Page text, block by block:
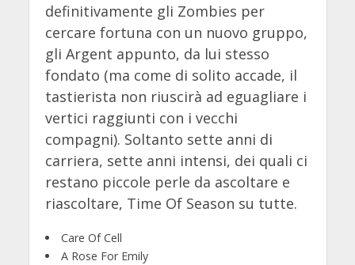
definitivamente gli Zombies per
cercare fortuna con un nuovo gruppo,
gli Argent appunto, da lui stesso
fondato (ma come di solito accade, il
tastierista non riuscirà ad eguagliare i
vertici raggiunti con i vecchi
compagni). Soltanto sette anni di
carriera, sette anni intensi, dei quali ci
restano piccole perle da ascoltare e
riascoltare, Time Of Season su tutte.
Care Of Cell
A Rose For Emily